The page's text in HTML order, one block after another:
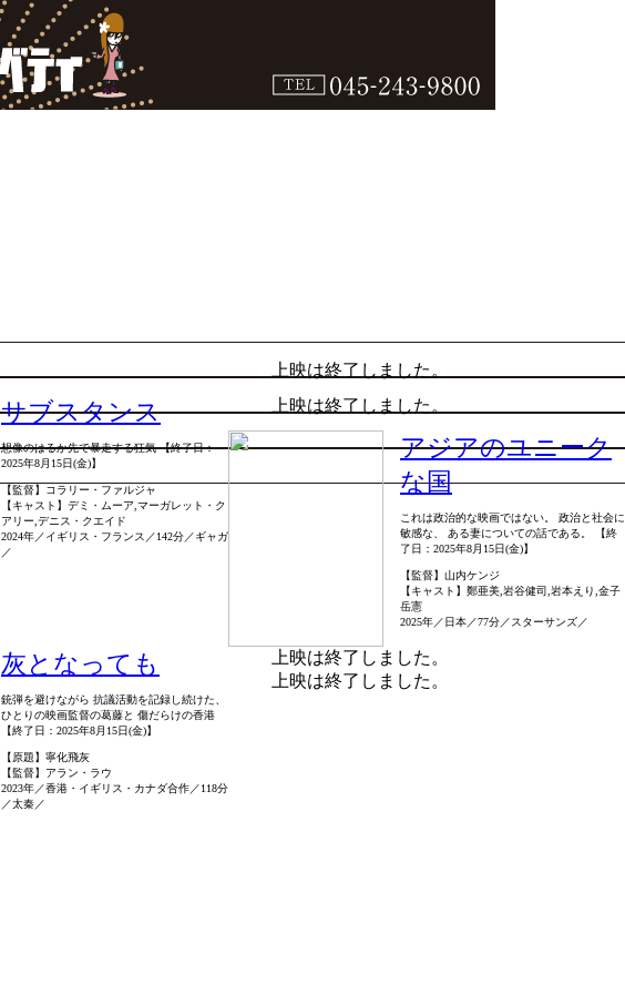
上映は終了しました。
サブスタンス
想像のはるか先で暴走する狂気 【終了日：
2025年8月15日(金)】
【監督】コラリー・ファルジャ
【キャスト】デミ・ムーア,マーガレット・ク
アリー,デニス・クエイド
2024年／イギリス・フランス／142分／ギャガ
／
上映は終了しました。
アジアのユニーク
な国
これは政治的な映画ではない。 政治と社会に
敏感な、 ある妻についての話である。 【終
了日：2025年8月15日(金)】
【監督】山内ケンジ
【キャスト】鄭亜美,岩谷健司,岩本えり,金子
岳憲
2025年／日本／77分／スターサンズ／
上映は終了しました。
灰となっても
銃弾を避けながら 抗議活動を記録し続けた、
ひとりの映画監督の葛藤と 傷だらけの香港
【終了日：2025年8月15日(金)】
【原題】寧化飛灰
【監督】アラン・ラウ
2023年／香港・イギリス・カナダ合作／118分
／太秦／
上映は終了しました。